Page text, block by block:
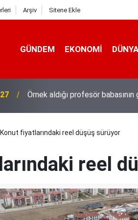
Arşiv Sitene Ekle
GÜNDEM EKONOMI DÜNYA
10 yıl saklanan darbeci
Konut fiyatlarındaki reel düşüş sürüyor
reel